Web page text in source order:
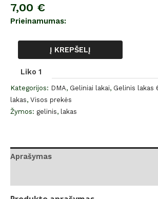
7,00 €
Prieinamumas:
Į KREPŠELĮ
Liko 1
Kategorijos: DMA, Geliniai lakai, Gelinis lakas
lakas, Visos prekės
Žymos: gelinis, lakas
Aprašymas